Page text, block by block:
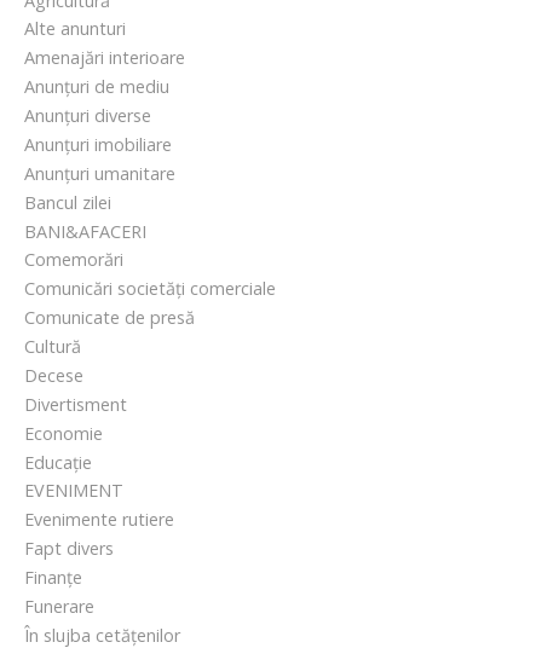
Alte anunturi
Amenajări interioare
Anunțuri de mediu
Anunțuri diverse
Anunțuri imobiliare
Anunțuri umanitare
Bancul zilei
BANI&AFACERI
Comemorări
Comunicări societăți comerciale
Comunicate de presă
Cultură
Decese
Divertisment
Economie
Educație
EVENIMENT
Evenimente rutiere
Fapt divers
Finanțe
Funerare
În slujba cetățenilor